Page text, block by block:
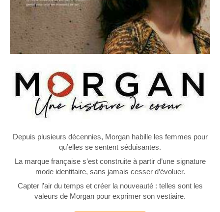
Depuis plusieurs décennies, Morgan habille les femmes pour
qu’elles se sentent séduisantes.
La marque française s’est construite à partir d’une signature
mode identitaire, sans jamais cesser d’évoluer.
Capter l’air du temps et créer la nouveauté : telles sont les
valeurs de Morgan pour exprimer son vestiaire.